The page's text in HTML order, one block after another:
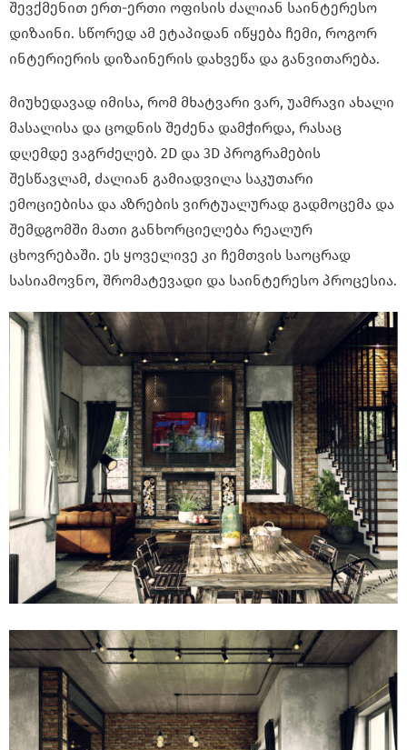
შევქმენით ერთ-ერთი ოფისის ძალიან საინტერესო
დიზაინი. სწორედ ამ ეტაპიდან იწყება ჩემი, როგორ
ინტერიერის დიზაინერის დახვეწა და განვითარება.
მიუხედავად იმისა, რომ მხატვარი ვარ, უამრავი ახალი
მასალისა და ცოდნის შეძენა დამჭირდა, რასაც
დღემდე ვაგრძელებ. 2D და 3D პროგრამების
შესწავლამ, ძალიან გამიადვილა საკუთარი
ემოციებისა და აზრების ვირტუალურად გადმოცემა და
შემდგომში მათი განხორციელება რეალურ
ცხოვრებაში. ეს ყოველივე კი ჩემთვის საოცრად
სასიამოვნო, შრომატევადი და საინტერესო პროცესია.